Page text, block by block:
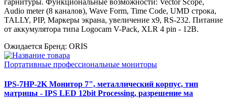
Audio meter (8 каналов), Wave Form, Time Code, UMD строка,
TALLY, PIP, Маркеры экрана, увеличение х9, RS-232. Питание
от аккумулятора типа Logocam V-Pack, XLR 4 pin - 12В.
Ожидается Бренд: ORIS
Портативные профессиональные мониторы
IPS-7HP-2K Монитор 7", металлический корпус, тип
матрицы - IPS LED 12bit Processing, разрешение ма